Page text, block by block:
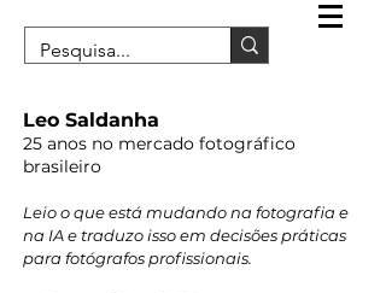
Leo Saldanha
25 anos no mercado fotográfico
brasileiro
Leio o que está mudando na fotografia e
na IA e traduzo isso em decisões práticas
para fotógrafos profissionais.